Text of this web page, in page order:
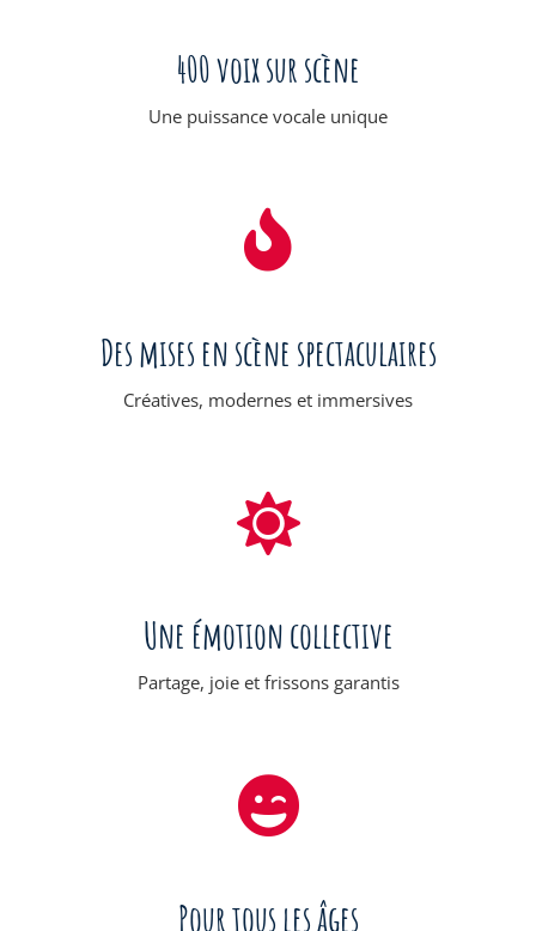
400 voix sur scène
Une puissance vocale unique
Des mises en scène spectaculaires
Créatives, modernes et immersives
Une émotion collective
Partage, joie et frissons garantis
Pour tous les âges